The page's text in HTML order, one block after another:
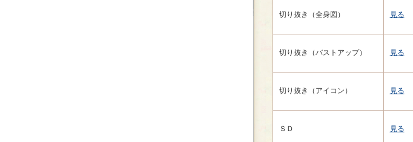
切り抜き（全身図） 見る
切り抜き（バストアップ） 見る
切り抜き（アイコン） 見る
ＳＤ 見る